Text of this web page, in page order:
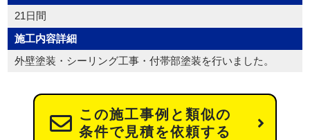
21日間
施工内容詳細
外壁塗装・シーリング工事・付帯部塗装を行いました。
この施工事例と類似の
条件で見積を依頼する